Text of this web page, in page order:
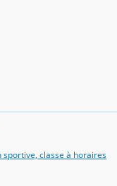
classe à horaires